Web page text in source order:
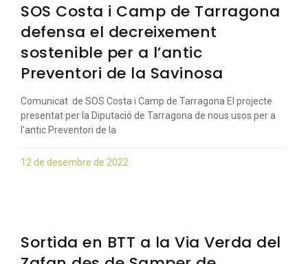
SOS Costa i Camp de Tarragona
defensa el decreixement
sostenible per a l’antic
Preventori de la Savinosa
Comunicat de SOS Costa i Camp de Tarragona El projecte
presentat per la Diputació de Tarragona de nous usos per a
l’antic Preventori de la
12 de desembre de 2022
Sortida en BTT a la Via Verda del